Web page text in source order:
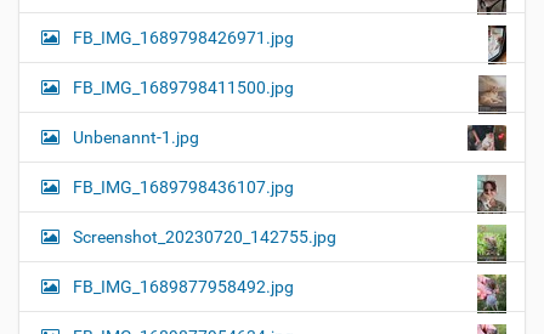
FB_IMG_1689798426971.jpg
FB_IMG_1689798411500.jpg
Unbenannt-1.jpg
FB_IMG_1689798436107.jpg
Screenshot_20230720_142755.jpg
FB_IMG_1689877958492.jpg